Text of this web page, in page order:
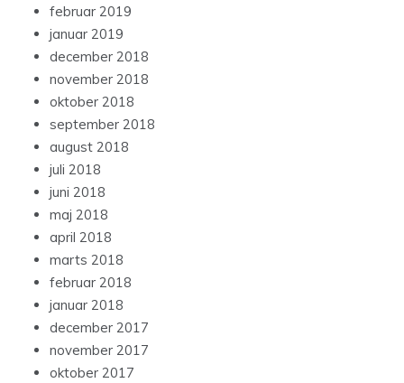
februar 2019
januar 2019
december 2018
november 2018
oktober 2018
september 2018
august 2018
juli 2018
juni 2018
maj 2018
april 2018
marts 2018
februar 2018
januar 2018
december 2017
november 2017
oktober 2017